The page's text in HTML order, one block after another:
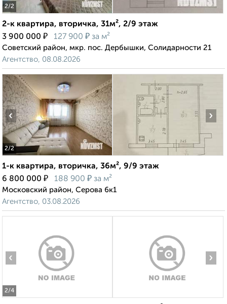
2/2
2-к квартира, вторичка, 31м², 2/9 этаж
3 900 000 ₽ 127 900 ₽ за м²
Советский район, мкр. пос. Дербышки, Солидарности 21
Агентство, 08.08.2026
2/2
‹ ›
1-к квартира, вторичка, 36м², 9/9 этаж
6 800 000 ₽ 188 900 ₽ за м²
Московский район, Серова 6к1
Агентство, 03.08.2026
2/4
‹ ›